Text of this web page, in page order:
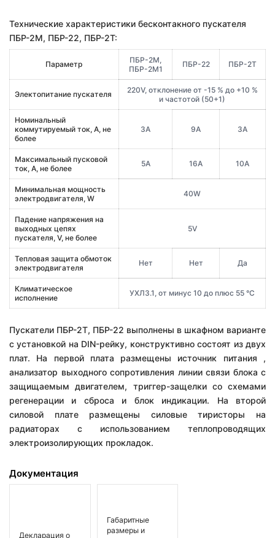
Технические характеристики бесконтакного пускателя
ПБР-2М, ПБР-22, ПБР-2Т:
Параметр
ПБР-2М,
ПБР-2М1
ПБР-22 ПБР-2Т
Электопитание пускателя
220V, отклонение от -15 % до +10 %
и частотой (50+1)
Номинальный
коммутируемый ток, А, не
более
3А 9А 3А
Максимальный пусковой
ток, А, не более
5А 16А 10А
Минимальная мощность
электродвигателя, W
40W
Падение напряжения на
выходных цепях
пускателя, V, не более
5V
Тепловая защита обмоток
электродвигателя
Нет Нет Да
Климатическое
исполнение
УХЛ3.1, от минус 10 до плюс 55 °С
Пускатели ПБР-2Т, ПБР-22 выполнены в шкафном варианте
с установкой на DIN-рейку, конструктивно состоят из двух
плат. На первой плата размещены источник питания ,
анализатор выходного сопротивления линии связи блока с
защищаемым двигателем, триггер-защелки со схемами
регенерации и сброса и блок индикации. На второй
силовой плате размещены силовые тиристоры на
радиаторах с использованием теплопроводящих
электроизолирующих прокладок.
Документация
Декларация о
Габаритные
размеры и